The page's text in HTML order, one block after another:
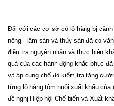
Đối với các cơ sở có lô hàng bị
nông - lâm sản và thủy sản đã có
điều tra nguyên nhân và thực hiện
quả của các hành động khắc phục
và áp dụng chế độ kiểm tra tăng
từng lô hàng tôm nuôi xuất khẩu
đề nghị Hiệp hội Chế biến và Xuất